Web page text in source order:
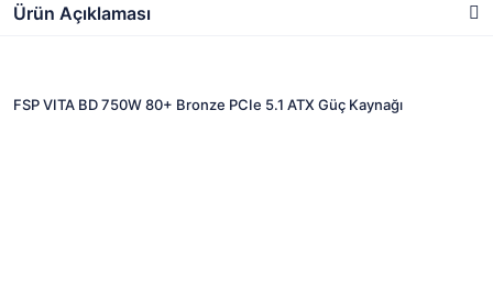
Ürün Açıklaması
FSP VITA BD 750W 80+ Bronze PCIe 5.1 ATX Güç Kaynağı